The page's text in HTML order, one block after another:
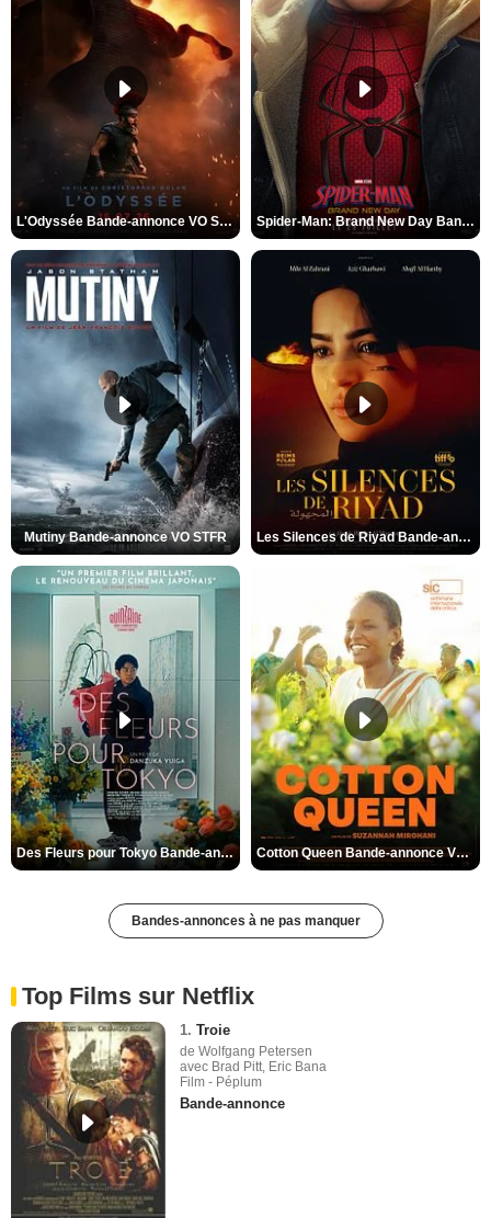
L'Odyssée Bande-annonce VO STFR Spider-Man: Brand New Day Bande-annonce VO STFR
Mutiny Bande-annonce VO STFR Les Silences de Riyad Bande-annonce VO STFR
Des Fleurs pour Tokyo Bande-annonce VO STFR Cotton Queen Bande-annonce VO STFR
Bandes-annonces à ne pas manquer
Top Films sur Netflix
1. Troie
de Wolfgang Petersen
avec Brad Pitt, Eric Bana
Film - Péplum
Bande-annonce